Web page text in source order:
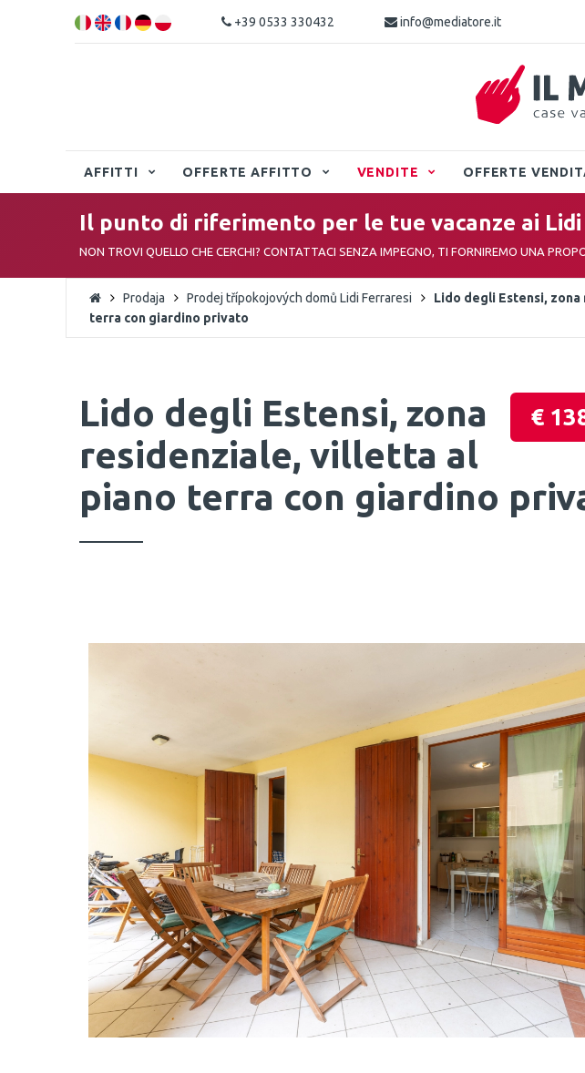
+39 0533 330432 info@mediatore.it
AFFITTI OFFERTE AFFITTO VENDITE OFFERTE
Il punto di riferimento per le tue vacanze ai
NON TROVI QUELLO CHE CERCHI? CONTATTACI SENZA IMPEGNO, TI FORNIREMO UNA
Prodaja Prodej třípokojových domů Lidi Ferraresi
Lido degli Estensi,
terra con giardino privato
€
Lido degli Estensi, zona
residenziale, villetta al
piano terra con giardino